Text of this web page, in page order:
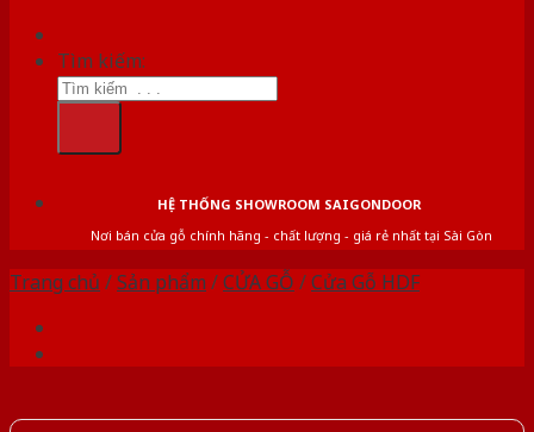
Tìm kiếm:
HỆ THỐNG SHOWROOM SAIGONDOOR
Nơi bán cửa gỗ chính hãng - chất lượng - giá rẻ nhất tại Sài Gòn
Trang chủ /Sản phẩm /CỬA GỖ /Cửa Gỗ HDF